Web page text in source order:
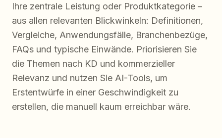
Ihre zentrale Leistung oder Produktkategorie –
aus allen relevanten Blickwinkeln: Definitionen,
Vergleiche, Anwendungsfälle, Branchenbezüge,
FAQs und typische Einwände. Priorisieren Sie
die Themen nach KD und kommerzieller
Relevanz und nutzen Sie AI-Tools, um
Erstentwürfe in einer Geschwindigkeit zu
erstellen, die manuell kaum erreichbar wäre.